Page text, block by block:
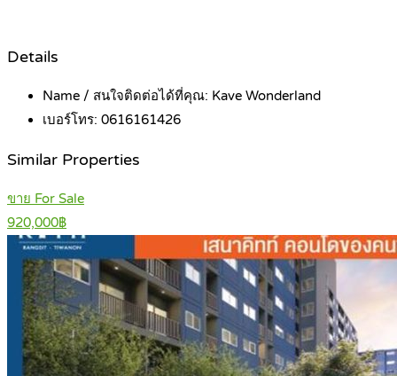
Details
Name / สนใจติดต่อได้ที่คุณ: Kave Wonderland
เบอร์โทร: 0616161426
Similar Properties
ขาย For Sale
920,000฿